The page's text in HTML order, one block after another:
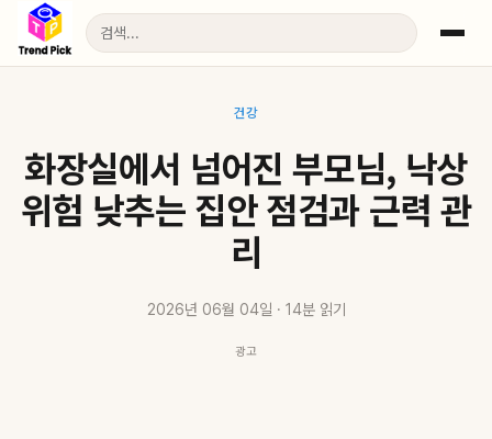
건강
화장실에서 넘어진 부모님, 낙상
위험 낮추는 집안 점검과 근력 관
리
2026년 06월 04일 · 14분 읽기
광고